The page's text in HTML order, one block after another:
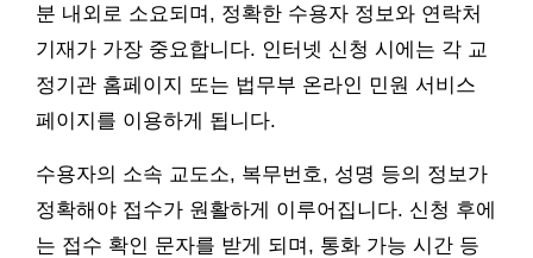
분 내외로 소요되며, 정확한 수용자 정보와 연락처
기재가 가장 중요합니다. 인터넷 신청 시에는 각 교
정기관 홈페이지 또는 법무부 온라인 민원 서비스
페이지를 이용하게 됩니다.
수용자의 소속 교도소, 복무번호, 성명 등의 정보가
정확해야 접수가 원활하게 이루어집니다. 신청 후에
는 접수 확인 문자를 받게 되며, 통화 가능 시간 등